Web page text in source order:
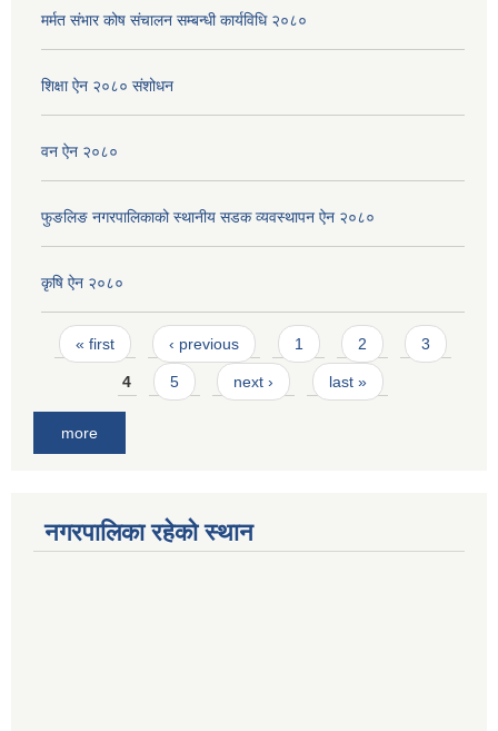
मर्मत संभार कोष संचालन सम्बन्धी कार्यविधि २०८०
शिक्षा ऐन २०८० संशोधन
वन ऐन २०८०
फुङलिङ नगरपालिकाको स्थानीय सडक व्यवस्थापन ऐन २०८०
कृषि ऐन २०८०
Pages
« first ‹ previous 1 2 3
4 5 next › last »
more
नगरपालिका रहेको स्थान